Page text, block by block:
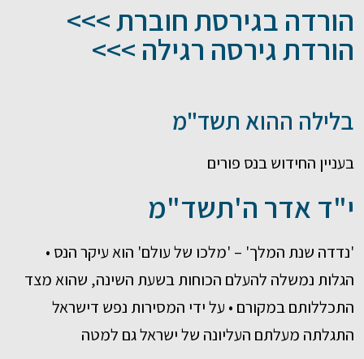
הורדה בגירסת חוברת >>>
הורדת גירסה רגילה >>>
בלילה ההוא תשד"מ
בעניין החידוש בנס פורים
י"ד אדר ה'תשד"מ
'נדדה שנת המלך' – 'מלכו של עולם' הוא עיקר הנס •
הגלות נמשלה להעלם הכוחות בשעת השינה, שהוא מצד
התכללותם במקורם • על ידי המסירות נפש דישראל
התגלתה מעלתם העליונה של ישראל גם למטה